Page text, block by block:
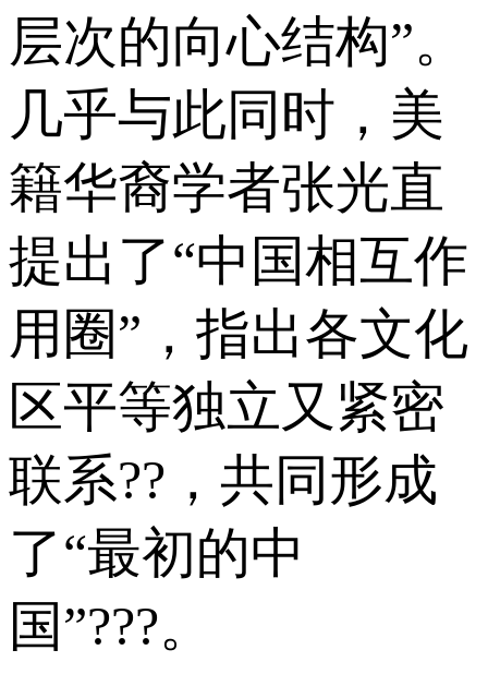
层次的向心结构”。
几乎与此同时，美
籍华裔学者张光直
提出了“中国相互作
用圈”，指出各文化
区平等独立又紧密
联系??，共同形成
了“最初的中
国”???。